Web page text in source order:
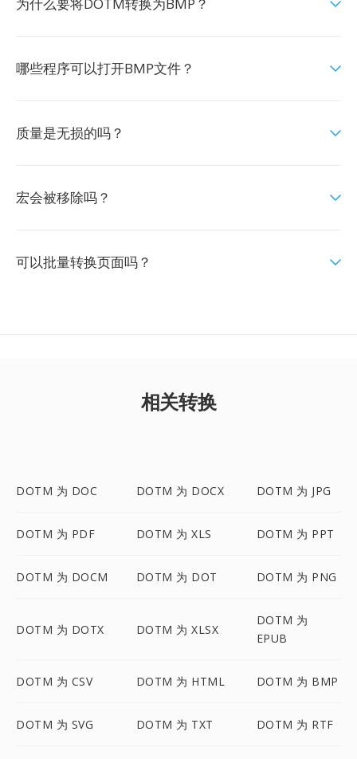
哪些程序可以打开BMP文件？
质量是无损的吗？
宏会被移除吗？
可以批量转换页面吗？
相关转换
DOTM 为 DOC DOTM 为 DOCX DOTM 为 JPG
DOTM 为 PDF DOTM 为 XLS DOTM 为 PPT
DOTM 为 DOCM DOTM 为 DOT DOTM 为 PNG
DOTM 为 DOTX DOTM 为 XLSX
DOTM 为
EPUB
DOTM 为 CSV DOTM 为 HTML DOTM 为 BMP
DOTM 为 SVG DOTM 为 TXT DOTM 为 RTF